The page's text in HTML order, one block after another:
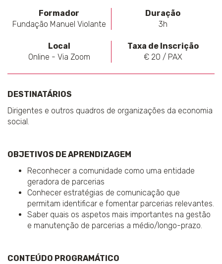
Formador
Fundação Manuel Violante
Duração
3h
Local
Online - Via Zoom
Taxa de Inscrição
€ 20 / PAX
DESTINATÁRIOS
Dirigentes e outros quadros de organizações da economia
social.
OBJETIVOS DE APRENDIZAGEM
Reconhecer a comunidade como uma entidade
geradora de parcerias
Conhecer estratégias de comunicação que
permitam identificar e fomentar parcerias relevantes.
Saber quais os aspetos mais importantes na gestão
e manutenção de parcerias a médio/longo-prazo.
CONTEÚDO PROGRAMÁTICO